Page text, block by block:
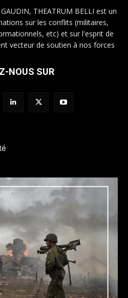
THEATRUM BELLI est un
sur les conflits (militaires,
etc) et sur l'esprit de
vecteur de soutien à nos forces
NOUS SUR